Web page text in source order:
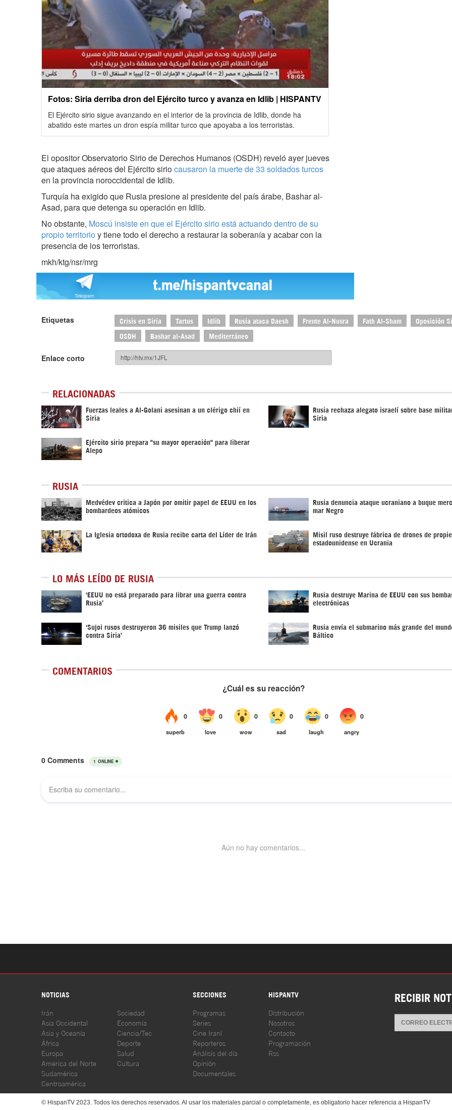
Fotos: Siria derriba dron del Ejército turco y avanza en Idlib | HISPANTV
El Ejército sirio sigue avanzando en el interior de la provincia de Idlib, donde ha
abatido este martes un dron espía militar turco que apoyaba a los terroristas.
El opositor Observatorio Sirio de Derechos Humanos (OSDH) reveló ayer jueves
que ataques aéreos del Ejército siriocausaron la muerte de 33 soldados turcos
en la provincia noroccidental de Idlib.
Turquía ha exigido que Rusia presione al presidente del país árabe, Bashar al-
Asad, para que detenga su operación en Idlib.
No obstante, Moscú insiste en que el Ejército sirio está actuando dentro de su
propio territorio y tiene todo el derecho a restaurar la soberanía y acabar con la
presencia de los terroristas.
mkh/ktg/nsr/mrg
Etiquetas Crisis en Siria Tartus Idlib Rusia ataca Daesh Frente Al-Nusra Fath Al-Sham Oposición
OSDH Bashar al-Asad Mediterráneo
Enlace corto
RELACIONADAS
Fuerzas leales a Al-Golani asesinan a un clérigo chií en
Siria
Rusia rechaza alegato israelí sobre base
Siria
Ejército sirio prepara "su mayor operación" para liberar
Alepo
RUSIA
Medvédev critica a Japón por omitir papel de EEUU en los
bombardeos atómicos
Rusia denuncia ataque ucraniano a buque
mar Negro
La Iglesia ortodoxa de Rusia recibe carta del Líder de Irán Misil ruso destruye fábrica de drones de
estadounidense en Ucrania
LO MÁS LEÍDO DE RUSIA
‘EEUU no está preparado para librar una guerra contra
Rusia’
Rusia destruye Marina de EEUU con sus
electrónicas
‘Sujoi rusos destruyeron 36 misiles que Trump lanzó
contra Siria’
Rusia envía el submarino más grande del
Báltico
COMENTARIOS
NOTICIAS SECCIONES HISPANTV
Irán
Asia Occidental
Asia y Oceanía
África
Europa
América del Norte
Sudamérica
Centroamérica
Sociedad
Economía
Ciencia/Tec
Deporte
Salud
Cultura
Programas
Series
Cine Iraní
Reporteros
Análisis del día
Opinión
Documentales
Distribución
Nosotros
Contacto
Programación
Rss
RECIBIR
© HispanTV 2023. Todos los derechos reservados. Al usar los materiales parcial o completamente, es obligatorio hacer referencia a HispanTV